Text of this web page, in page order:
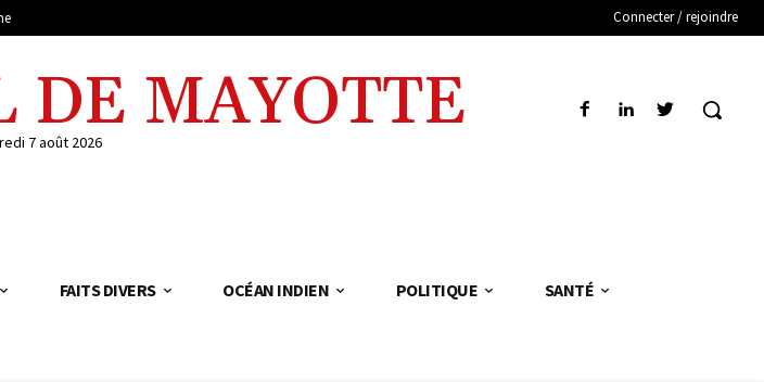
Connecter / rejoindre
DE MAYOTTE
7 août 2026
FAITS DIVERS OCÉAN INDIEN POLITIQUE SANTÉ